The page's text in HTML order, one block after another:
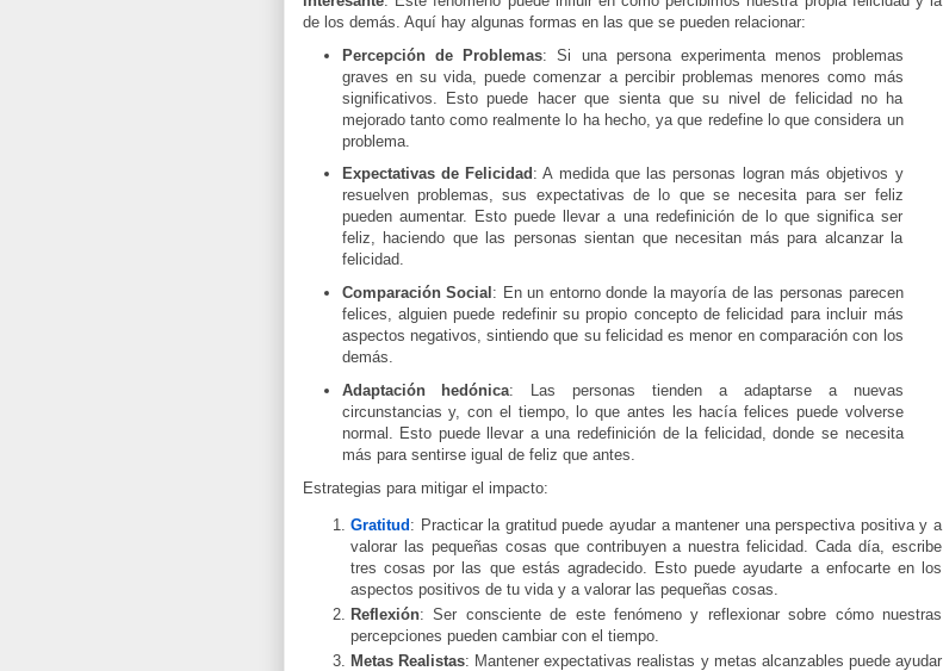
de los demás. Aquí hay algunas formas en las que se pueden relacionar:
Percepción de Problemas: Si una persona experimenta menos problemas
graves en su vida, puede comenzar a percibir problemas menores como más
significativos. Esto puede hacer que sienta que su nivel de felicidad no ha
mejorado tanto como realmente lo ha hecho, ya que redefine lo que considera un
problema.
Expectativas de Felicidad : A medida que las personas logran más objetivos y
resuelven problemas, sus expectativas de lo que se necesita para ser feliz
pueden aumentar. Esto puede llevar a una redefinición de lo que significa ser
feliz, haciendo que las personas sientan que necesitan más para alcanzar la
felicidad.
Comparación Social : En un entorno donde la mayoría de las personas parecen
felices, alguien puede redefinir su propio concepto de felicidad para incluir más
aspectos negativos, sintiendo que su felicidad es menor en comparación con los
demás.
Adaptación hedónica: Las personas tienden a adaptarse a nuevas
circunstancias y, con el tiempo, lo que antes les hacía felices puede volverse
normal. Esto puede llevar a una redefinición de la felicidad, donde se necesita
más para sentirse igual de feliz que antes.
Estrategias para mitigar el impacto:
Gratitud: Practicar la gratitud puede ayudar a mantener una perspectiva positiva y a
valorar las pequeñas cosas que contribuyen a nuestra felicidad.Cada día, escribe
tres cosas por las que estás agradecido. Esto puede ayudarte a enfocarte en los
aspectos positivos de tu vida y a valorar las pequeñas cosas.
Reflexión: Ser consciente de este fenómeno y reflexionar sobre cómo nuestras
percepciones pueden cambiar con el tiempo.
Metas Realistas: Mantener expectativas realistas y metas alcanzables puede ayudar